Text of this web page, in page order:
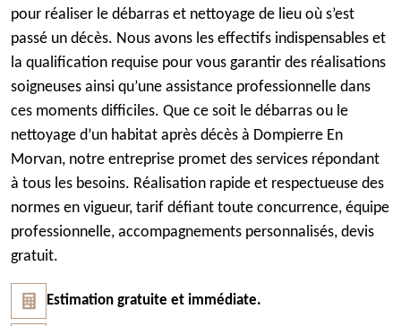
pour réaliser le débarras et nettoyage de lieu où s’est
passé un décès. Nous avons les effectifs indispensables et
la qualification requise pour vous garantir des réalisations
soigneuses ainsi qu’une assistance professionnelle dans
ces moments difficiles. Que ce soit le débarras ou le
nettoyage d’un habitat après décès à Dompierre En
Morvan, notre entreprise promet des services répondant
à tous les besoins. Réalisation rapide et respectueuse des
normes en vigueur, tarif défiant toute concurrence, équipe
professionnelle, accompagnements personnalisés, devis
gratuit.
Estimation gratuite et immédiate.